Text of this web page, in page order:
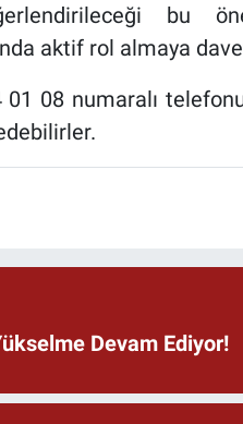
bu
aktif rol almaya
08 numaralı
Devam Ediyor!